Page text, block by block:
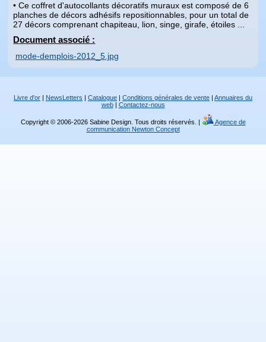
• Ce coffret d'autocollants décoratifs muraux est composé de 6
planches de décors adhésifs repositionnables, pour un total de
27 décors comprenant chapiteau, lion, singe, girafe, étoiles ...
Document associé :
mode-demplois-2012_5.jpg
Livre d'or | NewsLetters | Catalogue | Conditions générales de vente | Annuaires du
web| Contactez-nous
Copyright © 2006-2026 Sabine Design. Tous droits réservés. |
Agence de
communication Newton Concept